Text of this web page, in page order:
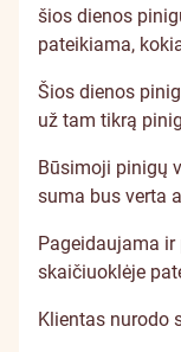
šios dienos
pateikiama,
Šios dienos
už tam tikrą
Būsimoji pinigų
suma bus verta
Pageidaujama
skaičiuoklėje
Klientas nurodo